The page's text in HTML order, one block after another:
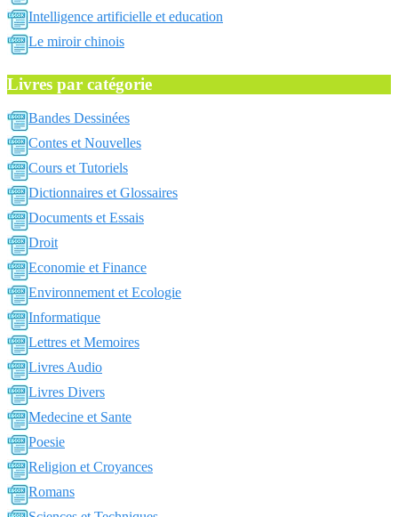
Intelligence artificielle et education
Le miroir chinois
Livres par catégorie
Bandes Dessinées
Contes et Nouvelles
Cours et Tutoriels
Dictionnaires et Glossaires
Documents et Essais
Droit
Economie et Finance
Environnement et Ecologie
Informatique
Lettres et Memoires
Livres Audio
Livres Divers
Medecine et Sante
Poesie
Religion et Croyances
Romans